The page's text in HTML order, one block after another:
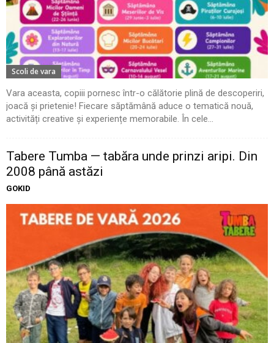
Scoli de vara
Vara aceasta, copiii pornesc într-o călătorie plină de descoperiri,
joacă și prietenie! Fiecare săptămână aduce o tematică nouă,
activități creative și experiențe memorabile. În cele...
Tabere Tumba — tabăra unde prinzi aripi. Din
2008 până astăzi
GOKID